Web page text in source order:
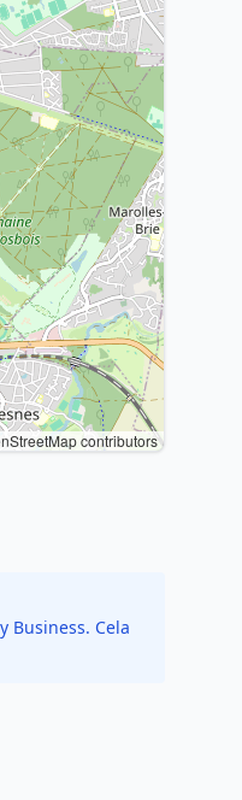
contributors
Business. Cela